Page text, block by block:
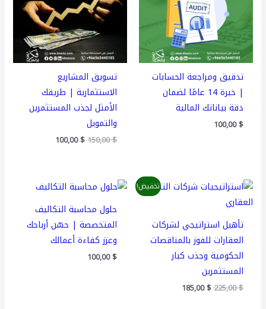
تدقيق ومراجعة الحسابات
| خبرة 14 عامًا لضمان
دقة بياناتك المالية
100,00$
تسويق المشاريع
الاستثمارية | طريقك
الأمثل لجذب المستثمرين
والتمويل
150,00$
100,00$
تخفيض!
تأهيل استراتيجي لشركات
العقارات للفوز بالمناقصات
الحكومية وجذب كبار
المستثمرين
225,00$
السعر
الأصلي
185,00$
السعر
الحالي
حلول محاسبة التكاليف
المتخصصة | حسّن أرباحك
وعزز كفاءة أعمالك
100,00$